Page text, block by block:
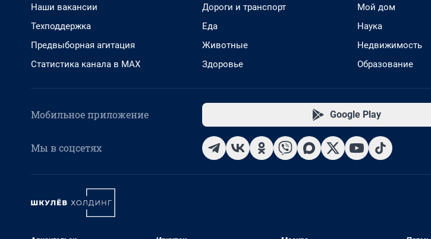
Наши вакансии
Техподдержка
Предвыборная агитация
Статистика канала в MAX
Дороги и транспорт
Еда
Животные
Здоровье
Мой дом
Наука
Недвижимость
Образование
Мобильное приложение Google Play
Мы в соцсетях